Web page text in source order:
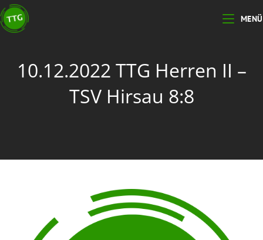
MENÜ
10.12.2022 TTG Herren II –
TSV Hirsau 8:8